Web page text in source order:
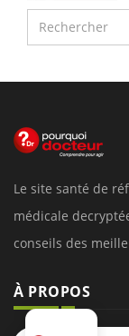
Le site santé de
médicale
conseils des
À PROPOS